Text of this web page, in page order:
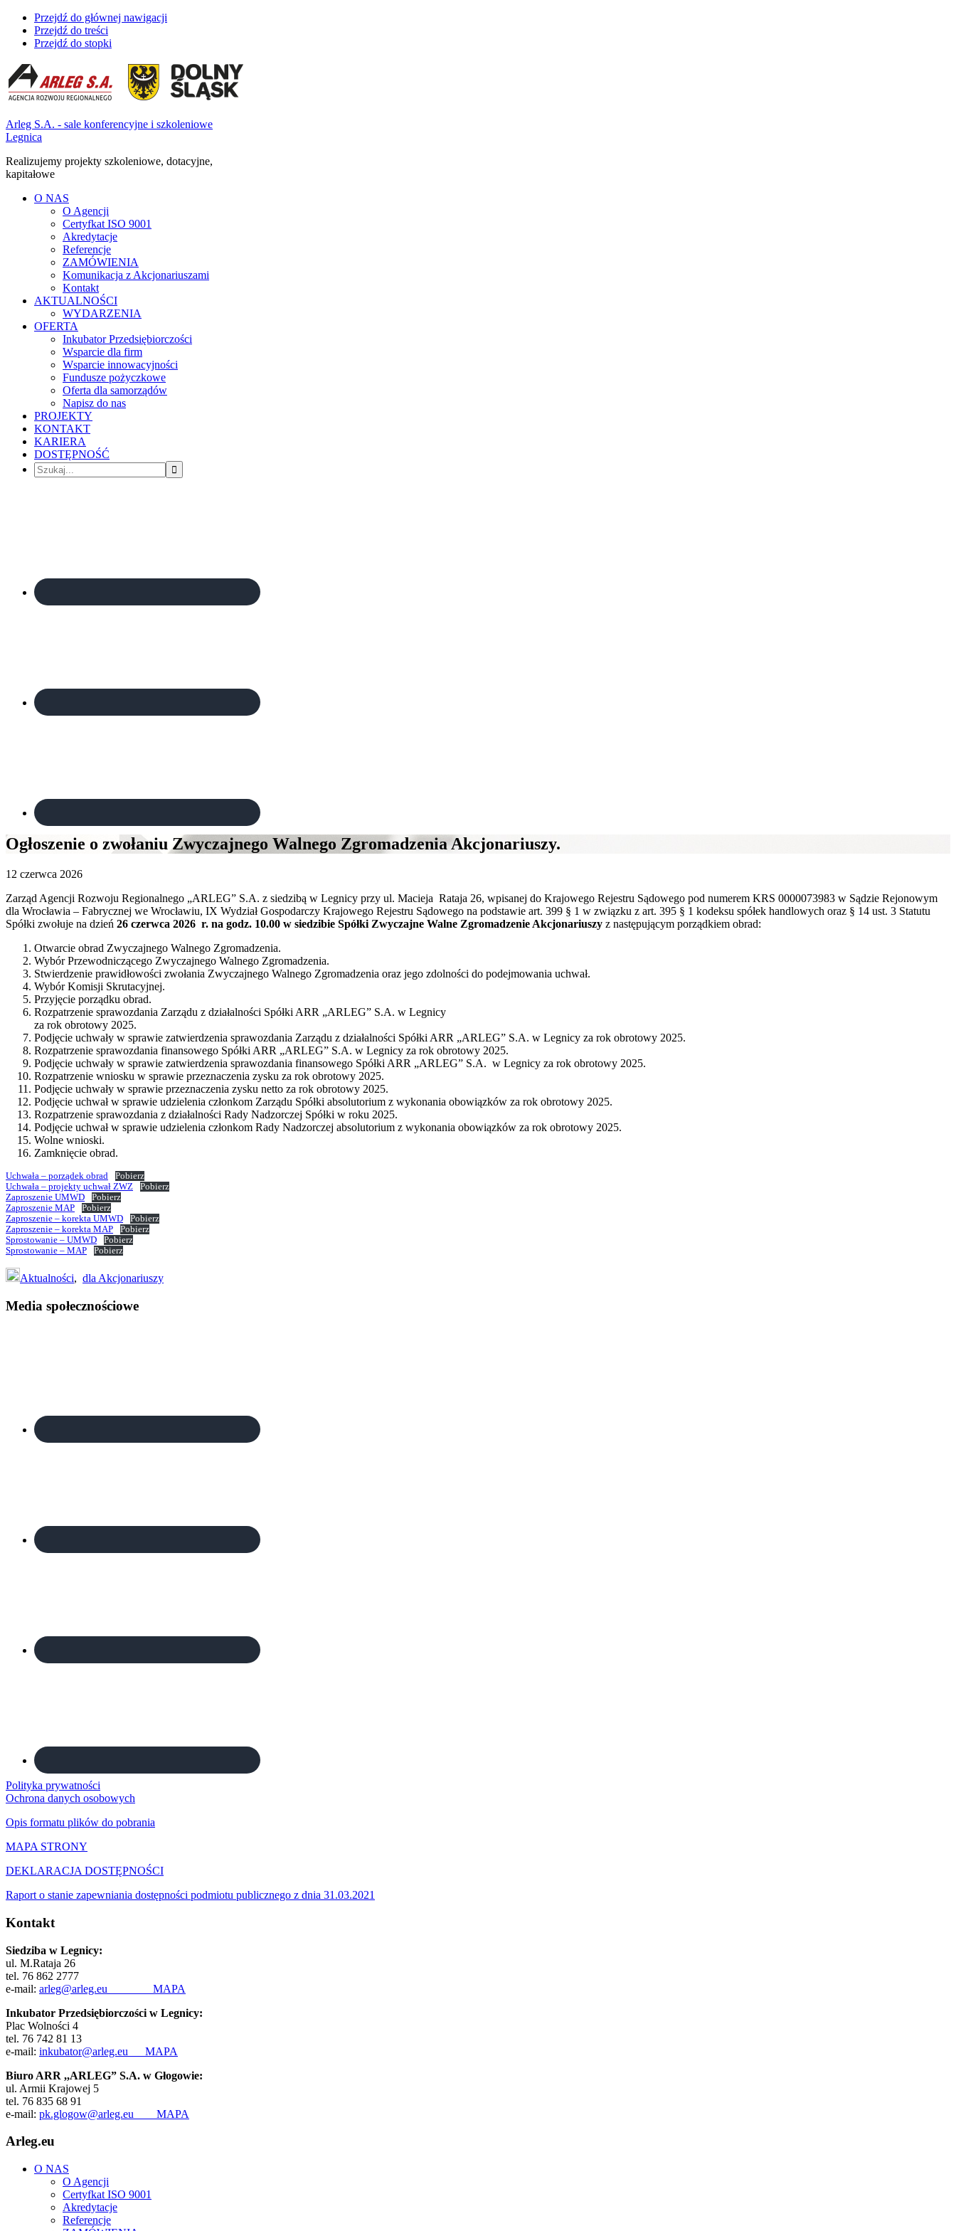
Przejdź do głównej nawigacji
Przejdź do treści
Przejdź do stopki
Arleg S.A. - sale konferencyjne i szkoleniowe
Legnica
Realizujemy projekty szkoleniowe, dotacyjne,
kapitałowe
O NAS
O Agencji
Certyfkat ISO 9001
Akredytacje
Referencje
ZAMÓWIENIA
Komunikacja z Akcjonariuszami
Kontakt
AKTUALNOŚCI
WYDARZENIA
OFERTA
Inkubator Przedsiębiorczości
Wsparcie dla firm
Wsparcie innowacyjności
Fundusze pożyczkowe
Oferta dla samorządów
Napisz do nas
PROJEKTY
KONTAKT
KARIERA
DOSTĘPNOŚĆ
Szukaj...
Ogłoszenie o zwołaniu Zwyczajnego Walnego Zgromadzenia Akcjonariuszy.
12 czerwca 2026
Zarząd Agencji Rozwoju Regionalnego „ARLEG” S.A. z siedzibą w Legnicy przy ul. Macieja Rataja 26, wpisanej do Krajowego Rejestru Sądowego pod numerem KRS 0000073983 w Sądzie Rejonowym
dla Wrocławia – Fabrycznej we Wrocławiu, IX Wydział Gospodarczy Krajowego Rejestru Sądowego na podstawie art. 399 § 1 w związku z art. 395 § 1 kodeksu spółek handlowych oraz § 14 ust. 3 Statutu
Spółki zwołuje na dzień 26 czerwca 2026 r. na godz. 10.00 w siedzibie Spółki Zwyczajne Walne Zgromadzenie Akcjonariuszy z następującym porządkiem obrad:
Otwarcie obrad Zwyczajnego Walnego Zgromadzenia.
Wybór Przewodniczącego Zwyczajnego Walnego Zgromadzenia.
Stwierdzenie prawidłowości zwołania Zwyczajnego Walnego Zgromadzenia oraz jego zdolności do podejmowania uchwał.
Wybór Komisji Skrutacyjnej.
Przyjęcie porządku obrad.
Rozpatrzenie sprawozdania Zarządu z działalności Spółki ARR „ARLEG” S.A. w Legnicy
za rok obrotowy 2025.
Podjęcie uchwały w sprawie zatwierdzenia sprawozdania Zarządu z działalności Spółki ARR „ARLEG” S.A. w Legnicy za rok obrotowy 2025.
Rozpatrzenie sprawozdania finansowego Spółki ARR „ARLEG” S.A. w Legnicy za rok obrotowy 2025.
Podjęcie uchwały w sprawie zatwierdzenia sprawozdania finansowego Spółki ARR „ARLEG” S.A. w Legnicy za rok obrotowy 2025.
Rozpatrzenie wniosku w sprawie przeznaczenia zysku za rok obrotowy 2025.
Podjęcie uchwały w sprawie przeznaczenia zysku netto za rok obrotowy 2025.
Podjęcie uchwał w sprawie udzielenia członkom Zarządu Spółki absolutorium z wykonania obowiązków za rok obrotowy 2025.
Rozpatrzenie sprawozdania z działalności Rady Nadzorczej Spółki w roku 2025.
Podjęcie uchwał w sprawie udzielenia członkom Rady Nadzorczej absolutorium z wykonania obowiązków za rok obrotowy 2025.
Wolne wnioski.
Zamknięcie obrad.
Uchwała – porządek obrad
Pobierz
Uchwała – projekty uchwał ZWZ
Pobierz
Zaproszenie UMWD
Pobierz
Zaproszenie MAP
Pobierz
Zaproszenie – korekta UMWD
Pobierz
Zaproszenie – korekta MAP
Pobierz
Sprostowanie – UMWD
Pobierz
Sprostowanie – MAP
Pobierz
Aktualności, dla Akcjonariuszy
Footer
Media społecznościowe
Polityka prywatności
Ochrona danych osobowych
Opis formatu plików do pobrania
MAPA STRONY
DEKLARACJA DOSTĘPNOŚCI
Raport o stanie zapewniania dostępności podmiotu publicznego z dnia 31.03.2021
Kontakt
Siedziba w Legnicy:
ul. M.Rataja 26
tel. 76 862 2777
e-mail: arleg@arleg.eu MAPA
Inkubator Przedsiębiorczości w Legnicy:
Plac Wolności 4
tel. 76 742 81 13
e-mail: inkubator@arleg.eu MAPA
Biuro ARR ,,ARLEG” S.A. w Głogowie:
ul. Armii Krajowej 5
tel. 76 835 68 91
e-mail: pk.glogow@arleg.eu MAPA
Arleg.eu
O NAS
O Agencji
Certyfkat ISO 9001
Akredytacje
Referencje